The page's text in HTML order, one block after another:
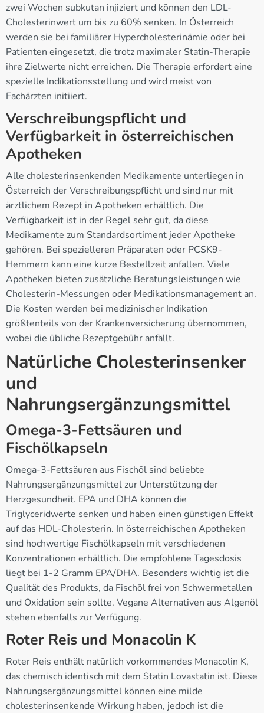
zwei Wochen subkutan injiziert und können den LDL-
Cholesterinwert um bis zu 60% senken. In Österreich
werden sie bei familiärer Hypercholesterinämie oder bei
Patienten eingesetzt, die trotz maximaler Statin-Therapie
ihre Zielwerte nicht erreichen. Die Therapie erfordert eine
spezielle Indikationsstellung und wird meist von
Fachärzten initiiert.
Verschreibungspflicht und
Verfügbarkeit in österreichischen
Apotheken
Alle cholesterinsenkenden Medikamente unterliegen in
Österreich der Verschreibungspflicht und sind nur mit
ärztlichem Rezept in Apotheken erhältlich. Die
Verfügbarkeit ist in der Regel sehr gut, da diese
Medikamente zum Standardsortiment jeder Apotheke
gehören. Bei spezielleren Präparaten oder PCSK9-
Hemmern kann eine kurze Bestellzeit anfallen. Viele
Apotheken bieten zusätzliche Beratungsleistungen wie
Cholesterin-Messungen oder Medikationsmanagement an.
Die Kosten werden bei medizinischer Indikation
größtenteils von der Krankenversicherung übernommen,
wobei die übliche Rezeptgebühr anfällt.
Natürliche Cholesterinsenker
und
Nahrungsergänzungsmittel
Omega-3-Fettsäuren und
Fischölkapseln
Omega-3-Fettsäuren aus Fischöl sind beliebte
Nahrungsergänzungsmittel zur Unterstützung der
Herzgesundheit. EPA und DHA können die
Triglyceridwerte senken und haben einen günstigen Effekt
auf das HDL-Cholesterin. In österreichischen Apotheken
sind hochwertige Fischölkapseln mit verschiedenen
Konzentrationen erhältlich. Die empfohlene Tagesdosis
liegt bei 1-2 Gramm EPA/DHA. Besonders wichtig ist die
Qualität des Produkts, da Fischöl frei von Schwermetallen
und Oxidation sein sollte. Vegane Alternativen aus Algenöl
stehen ebenfalls zur Verfügung.
Roter Reis und Monacolin K
Roter Reis enthält natürlich vorkommendes Monacolin K,
das chemisch identisch mit dem Statin Lovastatin ist. Diese
Nahrungsergänzungsmittel können eine milde
cholesterinsenkende Wirkung haben, jedoch ist die